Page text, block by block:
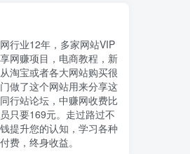
行业12年，多家网站VIP
网赚项目，电商教程，新
淘宝或者各大网站购买很
做了这个网站用来分享这
行站论坛，中赚网收费比
只要169元。走过路过不
提升您的认知，学习各种
费，终身收益。